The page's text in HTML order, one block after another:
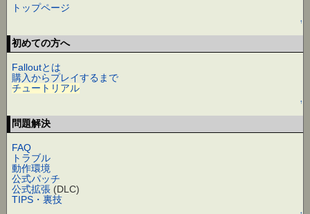
トップページ
↑
初めての方へ
Falloutとは
購入からプレイするまで
チュートリアル
↑
問題解決
FAQ
トラブル
動作環境
公式パッチ
公式拡張 (DLC)
TIPS・裏技